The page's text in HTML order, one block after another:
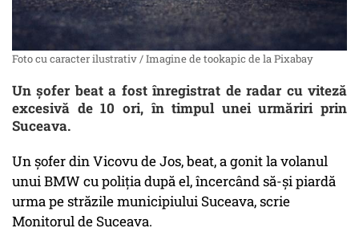
Foto cu caracter ilustrativ / Imagine de tookapic de la Pixabay
Un șofer beat a fost înregistrat de radar cu viteză
excesivă de 10 ori, în timpul unei urmăriri prin
Suceava.
Un șofer din Vicovu de Jos, beat, a gonit la volanul
unui BMW cu poliția după el, încercând să-și piardă
urma pe străzile municipiului Suceava, scrie
Monitorul de Suceava.